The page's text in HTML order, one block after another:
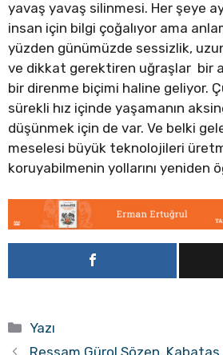
yavaş yavaş silinmesi. Her şeye
insan için bilgi çoğalıyor ama
yüzden günümüzde sessizlik,
ve dikkat gerektiren uğraşlar bir
bir direnme biçimi haline geliyor.
sürekli hız içinde yaşamanın
düşünmek için de var. Ve belki
meselesi büyük teknolojileri
koruyabilmenin yollarını yeniden
Kategoriler
Yazı